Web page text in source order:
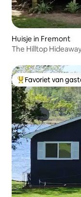
Huisje in Fremont
The Hilltop
Topfavoriet van
Favoriet van